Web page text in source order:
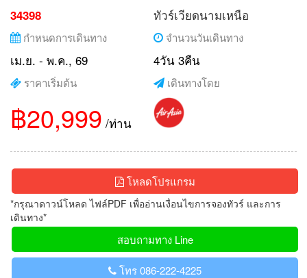
34398 ทัวร์เวียดนามเหนือ
กำหนดการเดินทาง
เม.ย. - พ.ค., 69
จำนวนวันเดินทาง
4วัน 3คืน
ราคาเริ่มต้น
฿20,999 /ท่าน
เดินทางโดย
โหลดโปรแกรม
*กรุณาดาวน์โหลด ไฟล์PDF เพื่ออ่านเงื่อนไขการจองทัวร์ และการ
เดินทาง*
สอบถามทาง Line
โทร 086-222-4225